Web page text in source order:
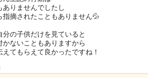
ありませんでしたし
指摘されたこともありません💦
分の子供だけを見ていると
かないこともありますから
えてもらえて良かったですね！